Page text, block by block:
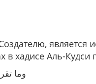
является
хадисе Аль-Кудси
وما